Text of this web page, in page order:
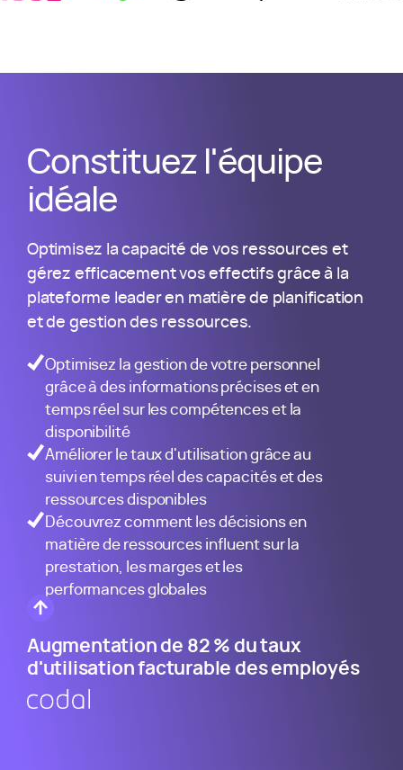
Constituez l'équipe
idéale
Optimisez la capacité de vos ressources et
gérez efficacement vos effectifs grâce à la
plateforme leader en matière de planification
et de gestion des ressources.
Optimisez la gestion de votre personnel
grâce à des informations précises et en
temps réel sur les compétences et la
disponibilité
Améliorer le taux d'utilisation grâce au
suivi en temps réel des capacités et des
ressources disponibles
Découvrez comment les décisions en
matière de ressources influent sur la
prestation, les marges et les
performances globales
Augmentation de 82 % du taux
d'utilisation facturable des employés